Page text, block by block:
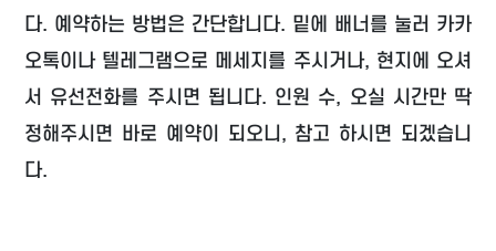
다. 예약하는 방법은 간단합니다. 밑에 배너를 눌러 카카
오톡이나 텔레그램으로 메세지를 주시거나, 현지에 오셔
서 유선전화를 주시면 됩니다. 인원 수, 오실 시간만 딱
정해주시면 바로 예약이 되오니, 참고 하시면 되겠습니
다.